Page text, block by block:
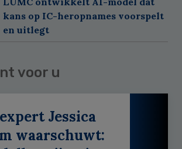
kans op IC-heropnames voorspelt
en uitlegt
voor u
Jessica
waarschuwt: